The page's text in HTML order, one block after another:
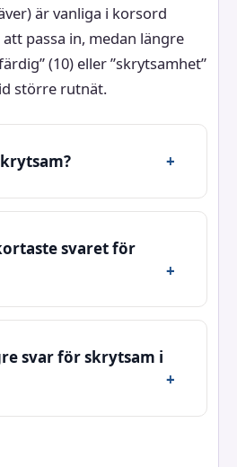
är vanliga i korsord
passa in, medan längre
(10) eller ”skrytsamhet”
större rutnät.
svaret för
svar för skrytsam i